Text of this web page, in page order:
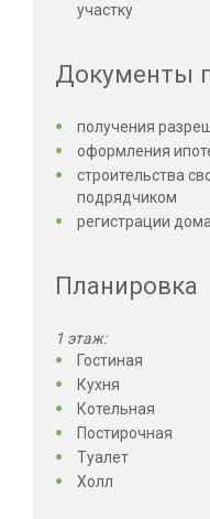
участку
Документы
получения
оформления
строительства
подрядчиком
регистрации
Планировка
1 этаж:
Гостиная
Кухня
Котельная
Постирочная
Туалет
Холл